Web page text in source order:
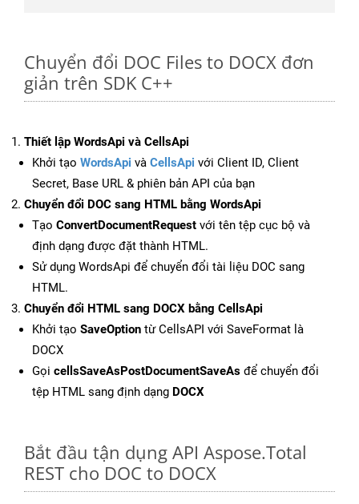
Chuyển đổi DOC Files to DOCX đơn
giản trên SDK C++
Thiết lập WordsApi và CellsApi
Khởi tạo WordsApi và CellsApi với Client ID, Client
Secret, Base URL & phiên bản API của bạn
Chuyển đổi DOC sang HTML bằng WordsApi
Tạo ConvertDocumentRequest với tên tệp cục bộ và
định dạng được đặt thành HTML.
Sử dụng WordsApi để chuyển đổi tài liệu DOC sang
HTML.
Chuyển đổi HTML sang DOCX bằng CellsApi
Khởi tạo SaveOption từ CellsAPI với SaveFormat là
DOCX
Gọi cellsSaveAsPostDocumentSaveAs để chuyển đổi
tệp HTML sang định dạng DOCX
Bắt đầu tận dụng API Aspose.Total
REST cho DOC to DOCX